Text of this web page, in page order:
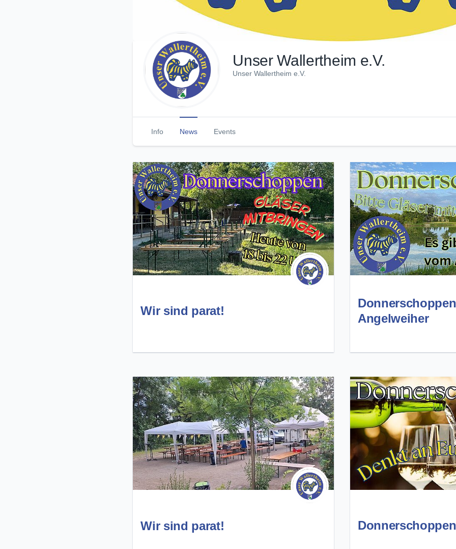
Unser Wallertheim e.V.
Unser Wallertheim e.V.
Info News Events
Wir sind parat!
Angelweiher
Wir sind parat! Donnerschoppen